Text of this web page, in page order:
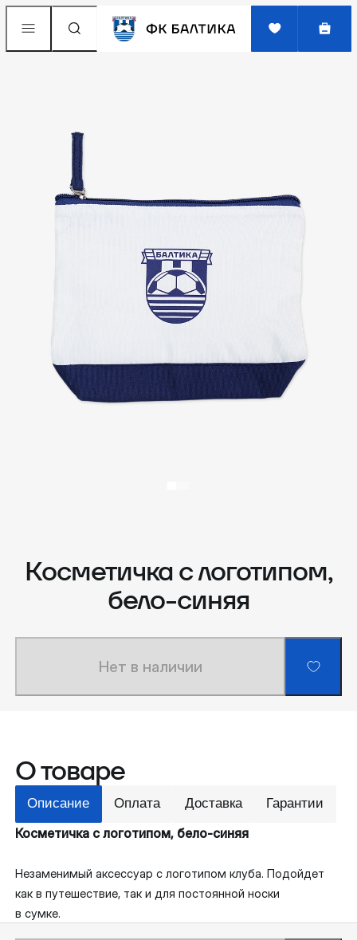
Косметичка с логотипом,
бело-синяя
Нет в наличии
О товаре
Описание Оплата Доставка Гарантии
Косметичка с логотипом, бело-синяя
Незаменимый аксессуар с логотипом клуба. Подойдет
как в путешествие, так и для постоянной носки
в сумке.